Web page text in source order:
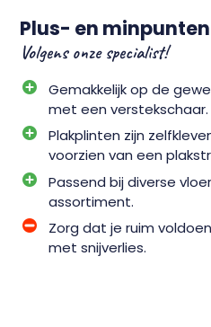
Plus- en minpunten
Volgens onze specialist!
Gemakkelijk op de
met een verstekschaar.
Plakplinten zijn
voorzien van een
Passend bij diverse
assortiment.
Zorg dat je ruim
met snijverlies.